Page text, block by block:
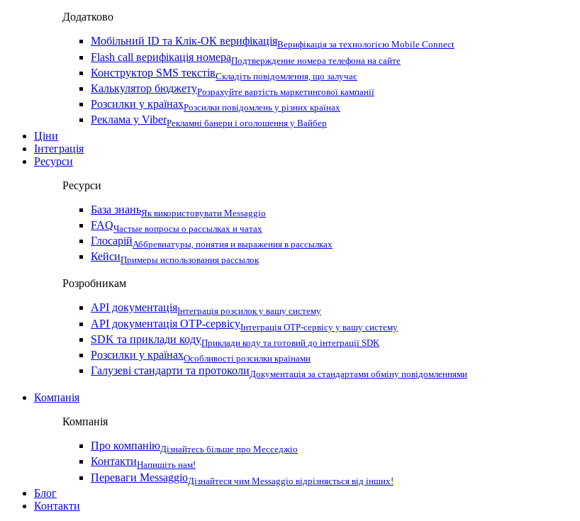
Додатково
Мобільний ID та Клік-ОК верифікаціяВерифікація за технологією Mobile Connect
Flash call верифікація номераПодтверждение номера телефона на сайте
Конструктор SMS текстівСкладіть повідомлення, що залучає
Калькулятор бюджетуРозрахуйте вартість маркетингової кампанії
Розсилки у країнахРозсилки повідомлень у різних країнах
Реклама у ViberРекламні банери і оголошення у Вайбер
Ціни
Інтеграція
Ресурси
Ресурси
База знаньЯк використовувати Messaggio
FAQЧастые вопросы о рассылках и чатах
ГлосарійАббревиатуры, понятия и выражения в рассылках
КейсиПримеры использования рассылок
Розробникам
API документаціяІнтеграція розсилок у вашу систему
API документація OTP-сервісуІнтеграція OTP-сервісу у вашу систему
SDK та приклади кодуПриклади коду та готовий до інтеграції SDK
Розсилки у країнахОсобливості розсилки країнами
Галузеві стандарти та протоколиДокументація за стандартами обміну повідомленнями
Компанія
Компанія
Про компаніюДізнайтесь більше про Месседжіо
КонтактиНапишіть нам!
Переваги MessaggioДізнайтеся чим Messaggio відрізняється від інших!
Блог
Контакти